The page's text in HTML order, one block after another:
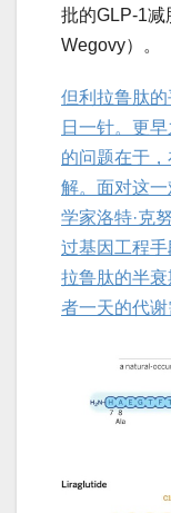
批的GLP-1
Wegovy）。
但利拉鲁肽
日一针。更
的问题在于
解。面对这
学家洛特·克
过基因工程
拉鲁肽的半
者一天的代谢